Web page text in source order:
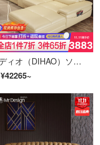
ディオ（DIHAO）ソファリビングの本革ソファの皮の芸術セット貴妃ソファ家具のダブルグレード+貴妃
¥42265~